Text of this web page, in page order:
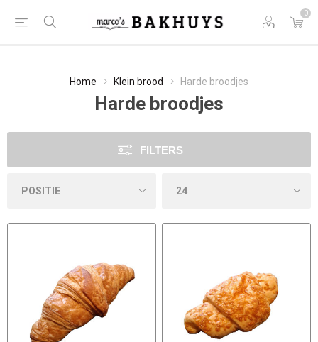
0
Home Klein brood Harde broodjes
Harde broodjes
FILTERS